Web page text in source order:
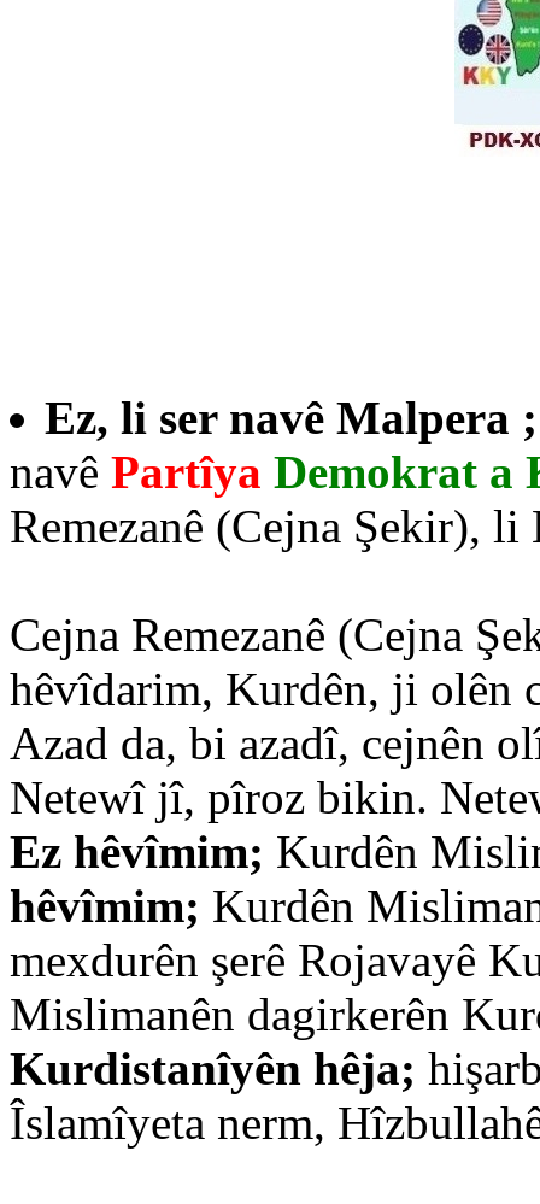
Ez, li ser navê Malpera
navê Partîya Demokrat
Remezanê (Cejna Şekir),
Cejna Remezanê (Cejna
hêvîdarim, Kurdên, ji olên
Azad da, bi azadî, cejnên
Netewî jî, pîroz bikin.
Ez hêvîmim; Kurdên
hêvîmim; Kurdên
mexdurên şerê Rojavayê
Mislimanên dagirkerên
Kurdistanîyên hêja;
Îslamîyeta nerm,